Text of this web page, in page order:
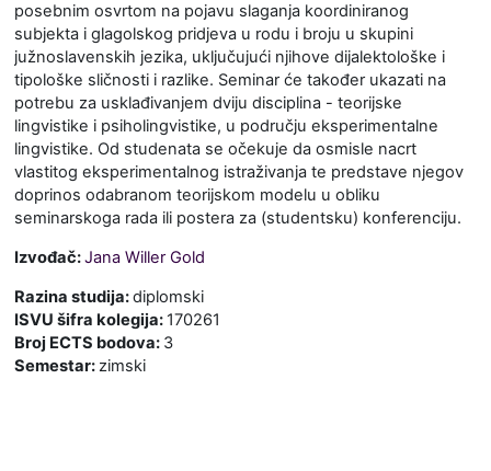
posebnim osvrtom na pojavu slaganja koordiniranog
subjekta i glagolskog pridjeva u rodu i broju u skupini
južnoslavenskih jezika, uključujući njihove dijalektološke i
tipološke sličnosti i razlike. Seminar će također ukazati na
potrebu za usklađivanjem dviju disciplina - teorijske
lingvistike i psiholingvistike, u području eksperimentalne
lingvistike. Od studenata se očekuje da osmisle nacrt
vlastitog eksperimentalnog istraživanja te predstave njegov
doprinos odabranom teorijskom modelu u obliku
seminarskoga rada ili postera za (studentsku) konferenciju.
Izvođač:Jana Willer Gold
Razina studija:diplomski
ISVU šifra kolegija: 170261
Broj ECTS bodova: 3
Semestar:zimski